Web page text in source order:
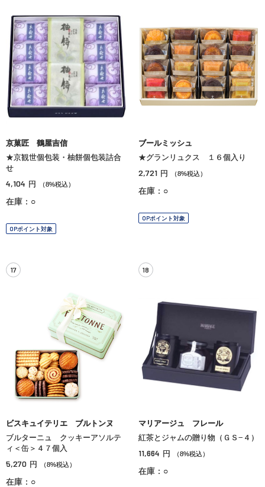
京菓匠 鶴屋吉信
★京観世個包装・柚餅個包装詰合
せ
4,104 円 （8%税込）
在庫：○
OPポイント対象
ブールミッシュ
★グランリュクス １６個入り
2,721 円 （8%税込）
在庫：○
OPポイント対象
17
ビスキュイテリエ ブルトンヌ
ブルターニュ クッキーアソルテ
ィ＜缶＞４７個入
5,270 円 （8%税込）
在庫：○
18
マリアージュ フレール
紅茶とジャムの贈り物（ＧＳ−４）
11,664 円 （8%税込）
在庫：○